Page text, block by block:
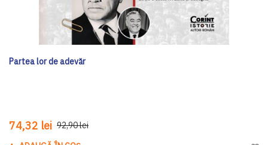
Partea lor de adevăr
74,32 lei 92,90 lei